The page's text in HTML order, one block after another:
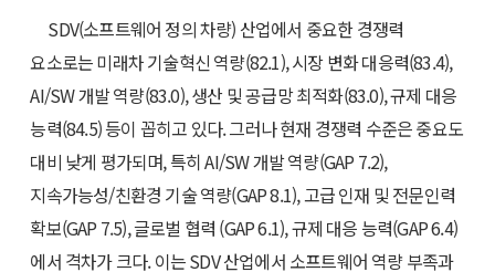
SDV(소프트웨어 정의 차량) 산업에서 중요한 경쟁력
요소로는 미래차 기술혁신 역량(82.1), 시장 변화 대응력(83.4),
AI/SW 개발 역량(83.0), 생산 및 공급망 최적화(83.0), 규제 대응
능력(84.5) 등이 꼽히고 있다. 그러나 현재 경쟁력 수준은 중요도
대비 낮게 평가되며, 특히 AI/SW 개발 역량(GAP 7.2),
지속가능성/친환경 기술 역량(GAP 8.1), 고급 인재 및 전문인력
확보(GAP 7.5), 글로벌 협력 (GAP 6.1), 규제 대응 능력(GAP 6.4)
에서 격차가 크다. 이는 SDV 산업에서 소프트웨어 역량 부족과